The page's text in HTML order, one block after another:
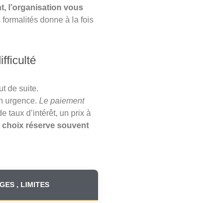
l’organisation vous
formalités donne à la fois
de suite.
urgence. Le paiement
taux d’intérêt, un prix à
choix réserve souvent
, LIMITES